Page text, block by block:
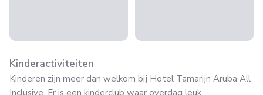
Kinderactiviteiten
Kinderen zijn meer dan welkom bij Hotel Tamarijn Aruba All
Inclusive. Er is een kinderclub waar overdag leuk